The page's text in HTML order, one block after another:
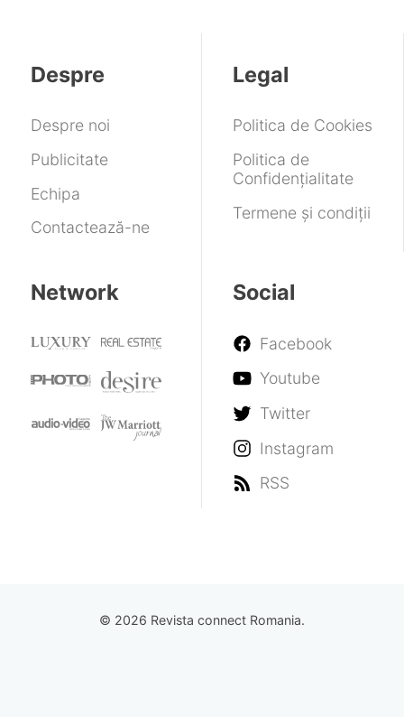
Despre
Despre noi
Publicitate
Echipa
Contactează-ne
Legal
Politica de Cookies
Politica de
Confidențialitate
Termene și condiții
Network Social
Facebook
Youtube
Twitter
Instagram
RSS
© 2026 Revista connect Romania.